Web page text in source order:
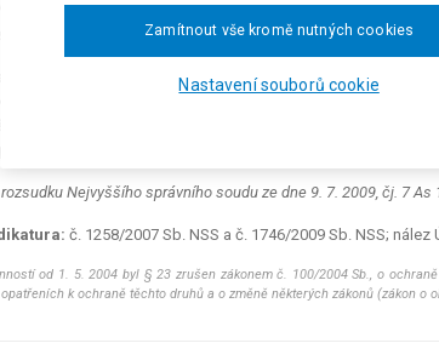
Sb., o územním plánování a stavebním řádu
republiky a jejím vystupování v právních vztazích, ve znění
ustanovení zákona č. 218/2004 Sb. (konkrétně
ze zákazu podle zákona č. 114/1992 Sb., o
právní úpravy legálně držela ptáky na základě
podle úpravy nové (§ 5b zákona č. 114/1992 Sb., o
Nejvyššího správního soudu ze dne 9. 7. 2009, čj. 7 As
č. 1258/2007 Sb. NSS a č. 1746/2009 Sb. NSS;
od 1. 5. 2004 byl § 23 zrušen zákonem č. 100/2004 Sb., o
k ochraně těchto druhů a o změně některých zákonů (zákon o
Nastavení souborů cookie
Zamítnout vše kromě nutných cookies